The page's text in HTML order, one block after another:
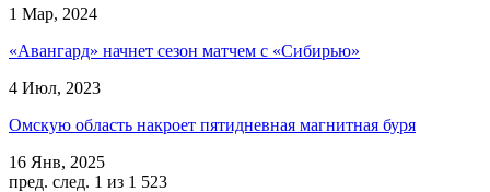
1 Мар, 2024
«Авангард» начнет сезон матчем с «Сибирью»
4 Июл, 2023
Омскую область накроет пятидневная магнитная буря
16 Янв, 2025
пред. след. 1 из 1 523